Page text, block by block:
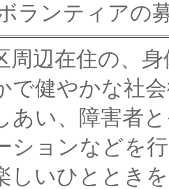
ランティアの
周辺在住の、
で健やかな社
あい、障害者
ションなどを
しいひととき